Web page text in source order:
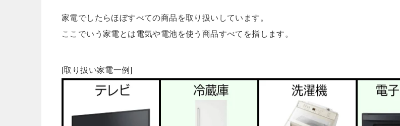
家電でしたらほぼすべての商品を取り扱いしています。
ここでいう家電とは電気や電池を使う商品すべてを指します。
[取り扱い家電一例]